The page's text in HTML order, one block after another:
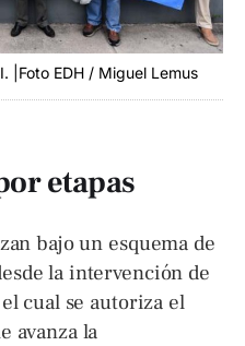
|Foto EDH / Miguel Lemus
etapas
bajo un esquema de
la intervención de
cual se autoriza el
avanza la